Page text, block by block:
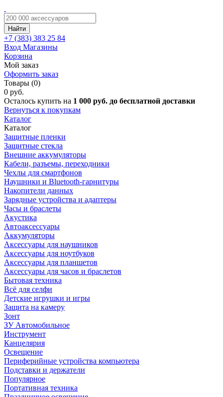
Найти
+7 (383) 383 25 84
Вход Магазины
Корзина
Мой заказ
Оформить заказ
Товары (0)
0 руб.
Осталось купить на 1 000 руб. до бесплатной доставки
Вернуться к покупкам
Каталог
Каталог
Защитные пленки
Защитные стекла
Внешние аккумуляторы
Кабели, разъемы, переходники
Чехлы для смартфонов
Наушники и Bluetooth-гарнитуры
Накопители данных
Зарядные устройства и адаптеры
Часы и браслеты
Акустика
Автоаксессуары
Аккумуляторы
Аксессуары для наушников
Аксессуары для ноутбуков
Аксессуары для планшетов
Аксессуары для часов и браслетов
Бытовая техника
Всё для селфи
Детские игрушки и игры
Защита на камеру
Зонт
ЗУ Автомобильное
Инструмент
Канцелярия
Освещение
Периферийные устройства компьютера
Подставки и держатели
Популярное
Портативная техника